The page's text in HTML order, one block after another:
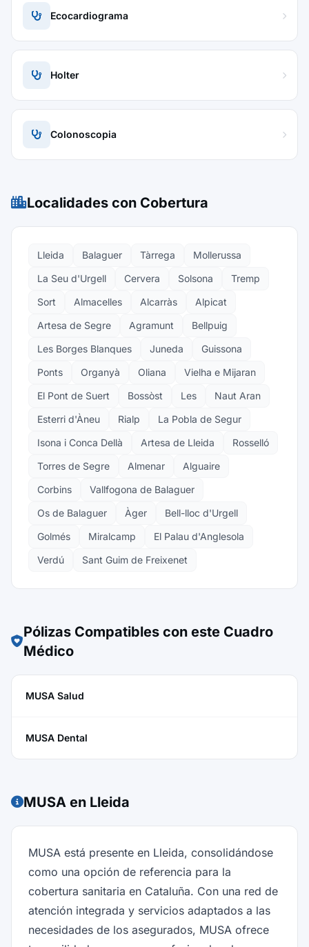
Ecocardiograma
Holter
Colonoscopia
Localidades con Cobertura
Lleida Balaguer Tàrrega
Mollerussa
La Seu d'Urgell
Cervera Solsona
Tremp
Sort
Almacelles Alcarràs
Alpicat
Artesa de Segre
Agramunt
Bellpuig
Les Borges Blanques
Juneda
Guissona
Ponts
Organyà Oliana
Vielha e Mijaran
El Pont de Suert
Bossòst Les
Naut Aran
Esterri d'Àneu
Rialp
La Pobla de Segur
Isona i Conca Dellà
Artesa de Lleida
Rosselló
Torres de Segre
Almenar
Alguaire
Corbins
Vallfogona de Balaguer
Os de Balaguer
Àger
Bell-lloc d'Urgell
Golmés
Miralcamp
El Palau d'Anglesola
Verdú
Sant Guim de Freixenet
Pólizas Compatibles con este Cuadro
Médico
MUSA Salud
MUSA Dental
MUSA en Lleida
MUSA está presente en Lleida, consolidándose
como una opción de referencia para la
cobertura sanitaria en Cataluña. Con una red de
atención integrada y servicios adaptados a las
necesidades de los asegurados, MUSA ofrece